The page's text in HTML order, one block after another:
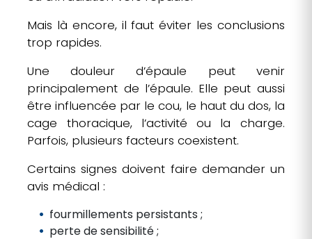
Mais là encore, il faut éviter les conclusions
trop rapides.
Une douleur d’épaule peut venir
principalement de l’épaule. Elle peut aussi
être influencée par le cou, le haut du dos, la
cage thoracique, l’activité ou la charge.
Parfois, plusieurs facteurs coexistent.
Certains signes doivent faire demander un
avis médical :
fourmillements persistants ;
perte de sensibilité ;